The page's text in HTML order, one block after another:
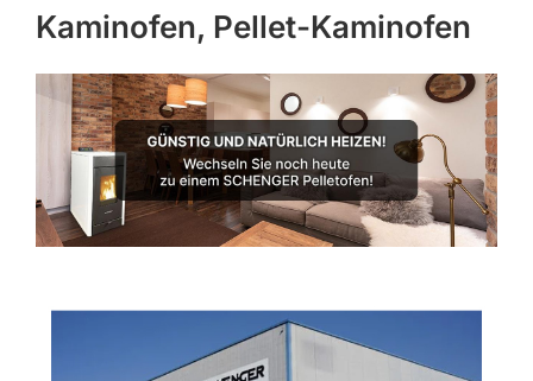
PROFIL
WARENKORB
PRODUCTS
SEARCH
Kaminofen, Pellet-Kaminofen